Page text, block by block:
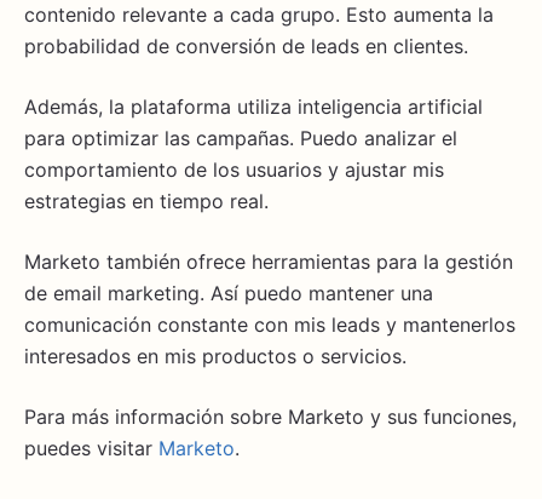
contenido relevante a cada grupo. Esto aumenta la
probabilidad de conversión de leads en clientes.
Además, la plataforma utiliza inteligencia artificial
para optimizar las campañas. Puedo analizar el
comportamiento de los usuarios y ajustar mis
estrategias en tiempo real.
Marketo también ofrece herramientas para la gestión
de email marketing. Así puedo mantener una
comunicación constante con mis leads y mantenerlos
interesados en mis productos o servicios.
Para más información sobre Marketo y sus funciones,
puedes visitar Marketo.